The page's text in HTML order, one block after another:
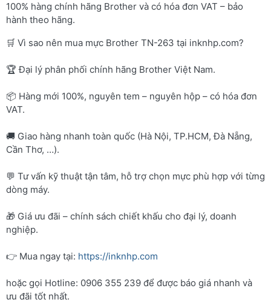
100% hàng chính hãng Brother và có hóa đơn VAT – bảo
hành theo hãng.
🛒 Vì sao nên mua mực Brother TN-263 tại inknhp.com?
🏆 Đại lý phân phối chính hãng Brother Việt Nam.
📦 Hàng mới 100%, nguyên tem – nguyên hộp – có hóa đơn
VAT.
🚚 Giao hàng nhanh toàn quốc (Hà Nội, TP.HCM, Đà Nẵng,
Cần Thơ, …).
💬 Tư vấn kỹ thuật tận tâm, hỗ trợ chọn mực phù hợp với từng
dòng máy.
🎁 Giá ưu đãi – chính sách chiết khấu cho đại lý, doanh
nghiệp.
👉 Mua ngay tại: https://inknhp.com
hoặc gọi Hotline: 0906 355 239 để được báo giá nhanh và
ưu đãi tốt nhất.